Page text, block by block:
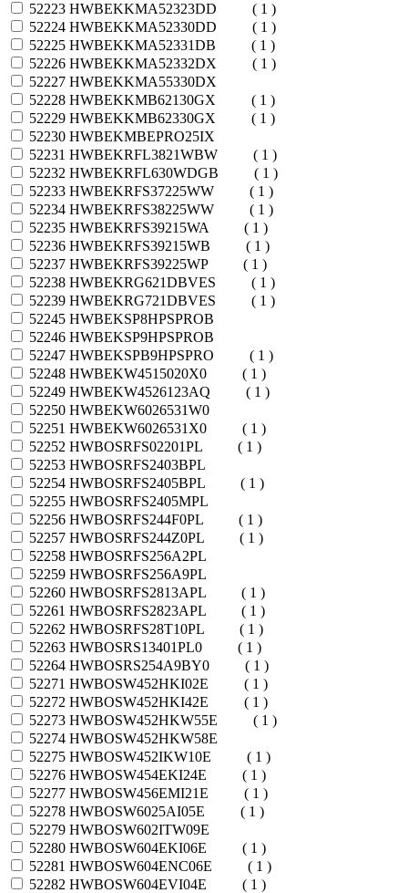
52223 HWBEKKMA52323DD
( 1 )
52224 HWBEKKMA52330DD
( 1 )
52225 HWBEKKMA52331DB
( 1 )
52226 HWBEKKMA52332DX
( 1 )
52227 HWBEKKMA55330DX
52228 HWBEKKMB62130GX
( 1 )
52229 HWBEKKMB62330GX
( 1 )
52230 HWBEKMBEPRO25IX
52231 HWBEKRFL3821WBW
( 1 )
52232 HWBEKRFL630WDGB
( 1 )
52233 HWBEKRFS37225WW
( 1 )
52234 HWBEKRFS38225WW
( 1 )
52235 HWBEKRFS39215WA
( 1 )
52236 HWBEKRFS39215WB
( 1 )
52237 HWBEKRFS39225WP
( 1 )
52238 HWBEKRG621DBVES
( 1 )
52239 HWBEKRG721DBVES
( 1 )
52245 HWBEKSP8HPSPROB
52246 HWBEKSP9HPSPROB
52247 HWBEKSPB9HPSPRO
( 1 )
52248 HWBEKW4515020X0
( 1 )
52249 HWBEKW4526123AQ
( 1 )
52250 HWBEKW6026531W0
52251 HWBEKW6026531X0
( 1 )
52252 HWBOSRFS02201PL
( 1 )
52253 HWBOSRFS2403BPL
52254 HWBOSRFS2405BPL
( 1 )
52255 HWBOSRFS2405MPL
52256 HWBOSRFS244F0PL
( 1 )
52257 HWBOSRFS244Z0PL
( 1 )
52258 HWBOSRFS256A2PL
52259 HWBOSRFS256A9PL
52260 HWBOSRFS2813APL
( 1 )
52261 HWBOSRFS2823APL
( 1 )
52262 HWBOSRFS28T10PL
( 1 )
52263 HWBOSRS13401PL0
( 1 )
52264 HWBOSRS254A9BY0
( 1 )
52271 HWBOSW452HKI02E
( 1 )
52272 HWBOSW452HKI42E
( 1 )
52273 HWBOSW452HKW55E
( 1 )
52274 HWBOSW452HKW58E
52275 HWBOSW452IKW10E
( 1 )
52276 HWBOSW454EKI24E
( 1 )
52277 HWBOSW456EMI21E
( 1 )
52278 HWBOSW6025AI05E
( 1 )
52279 HWBOSW602ITW09E
52280 HWBOSW604EKI06E
( 1 )
52281 HWBOSW604ENC06E
( 1 )
52282 HWBOSW604EVI04E
( 1 )